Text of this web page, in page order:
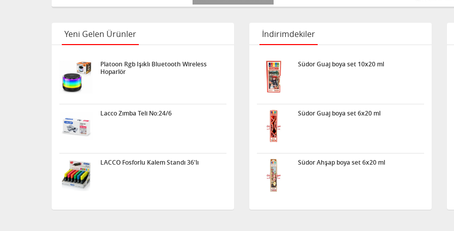
Yeni Gelen Ürünler
Platoon Rgb Işıklı Bluetooth Wireless
Hoparlör
Lacco Zımba Teli No:24/6
LACCO Fosforlu Kalem Standı 36'lı
İndirimdekiler
Südor Guaj boya set 10x20 ml
Südor Guaj boya set 6x20 ml
Südor Ahşap boya set 6x20 ml